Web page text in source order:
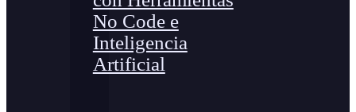
No Code e
Inteligencia
Artificial